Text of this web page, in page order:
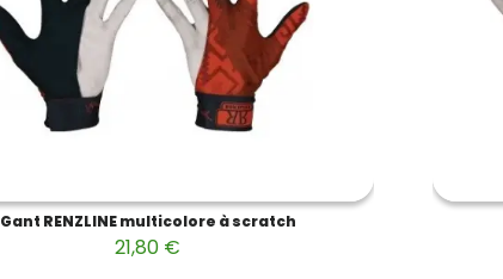
Gant RENZLINE multicolore à scratch
21,80 €